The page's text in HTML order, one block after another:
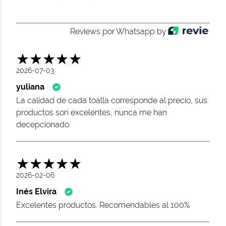
Reviews por Whatsapp by
2026-07-03
yuliana
La calidad de cada toalla corresponde al precio, sus
productos son excelentes, nunca me han
decepcionado
2026-02-06
Inés Elvira
Excelentes productos. Recomendables al 100%